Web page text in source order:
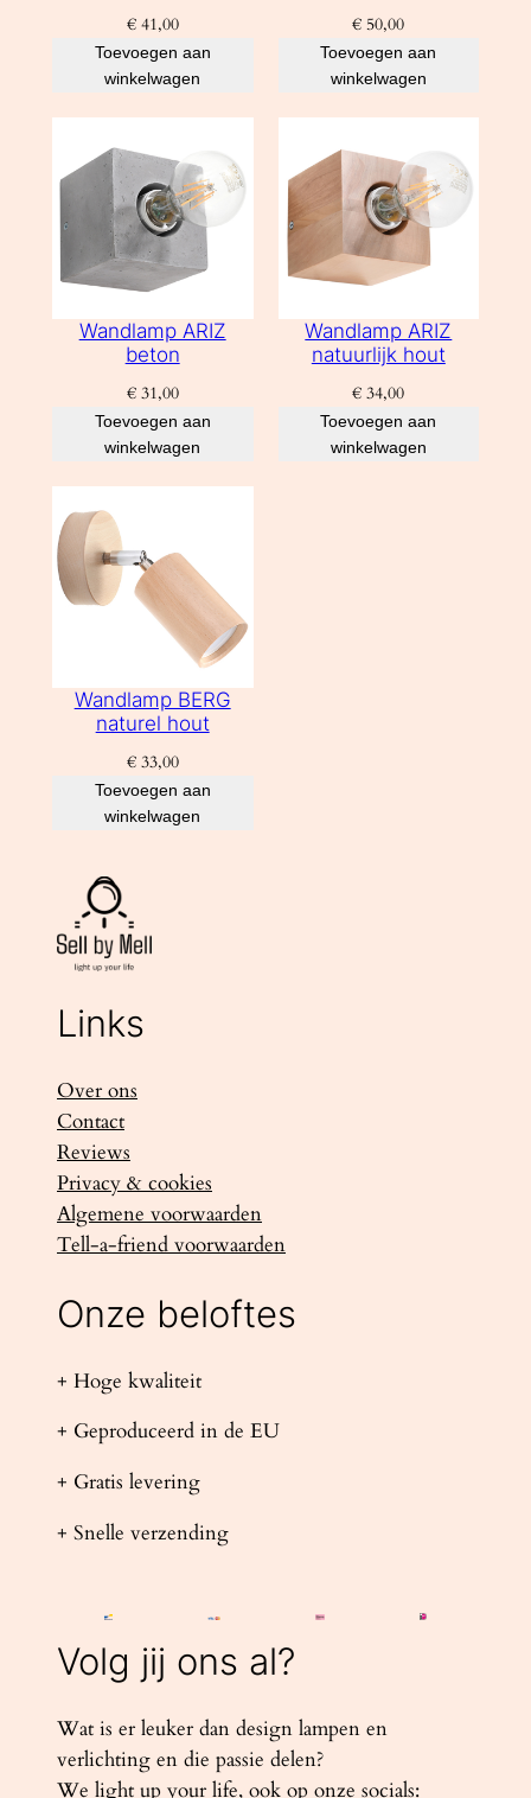
€41,00
Toevoegen aan
winkelwagen
€ 50,00
Toevoegen aan
winkelwagen
Wandlamp ARIZ
beton
€31,00
Toevoegen aan
winkelwagen
Wandlamp ARIZ
natuurlijk hout
€ 34,00
Toevoegen aan
winkelwagen
Wandlamp BERG
naturel hout
€33,00
Toevoegen aan
winkelwagen
Links
Over ons
Contact
Reviews
Privacy & cookies
Algemene voorwaarden
Tell-a-friend voorwaarden
Onze beloftes
+ Hoge kwaliteit
+ Geproduceerd in de EU
+ Gratis levering
+ Snelle verzending
Volg jij ons al?
Wat is er leuker dan design lampen en
verlichting en die passie delen?
We light up your life, ook op onze socials: